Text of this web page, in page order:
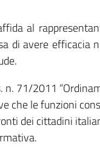
al
di avere efficacia
n. 71/2011
che le funzioni
dei cittadini